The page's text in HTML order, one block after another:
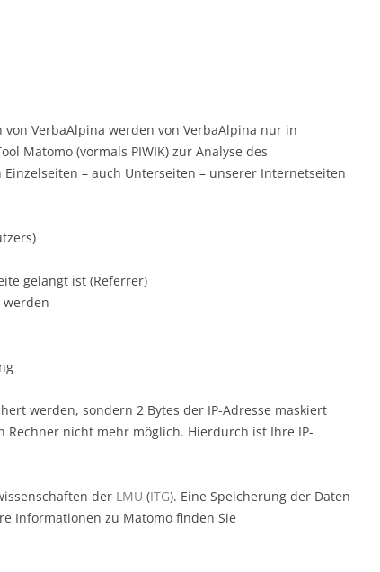
VerbaAlpina werden von VerbaAlpina nur in
Matomo (vormals PIWIK) zur Analyse des
– auch Unterseiten – unserer Internetseiten
gelangt ist (Referrer)
werden, sondern 2 Bytes der IP-Adresse maskiert
nicht mehr möglich. Hierdurch ist Ihre IP-
der LMU (ITG). Eine Speicherung der Daten
Informationen zu Matomo finden Sie